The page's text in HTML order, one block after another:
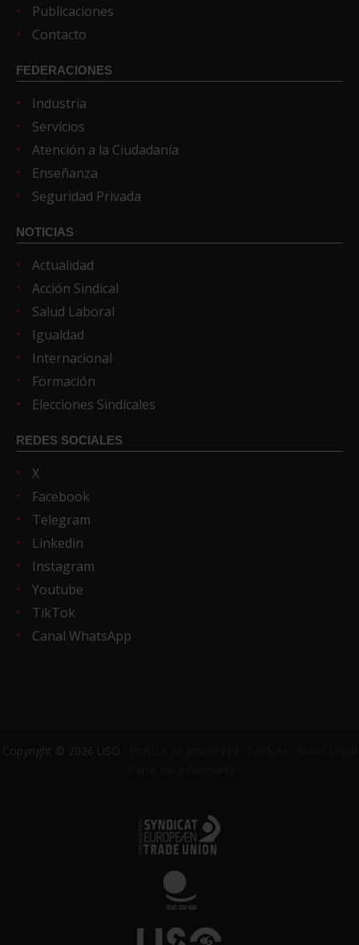
Publicaciones
Contacto
FEDERACIONES
Industria
Servicios
Atención a la Ciudadanía
Enseñanza
Seguridad Privada
NOTICIAS
Actualidad
Acción Sindical
Salud Laboral
Igualdad
Internacional
Formación
Elecciones Sindicales
REDES SOCIALES
X
Facebook
Telegram
Linkedin
Instagram
Youtube
TikTok
Canal WhatsApp
Copyright © 2026 USO ·